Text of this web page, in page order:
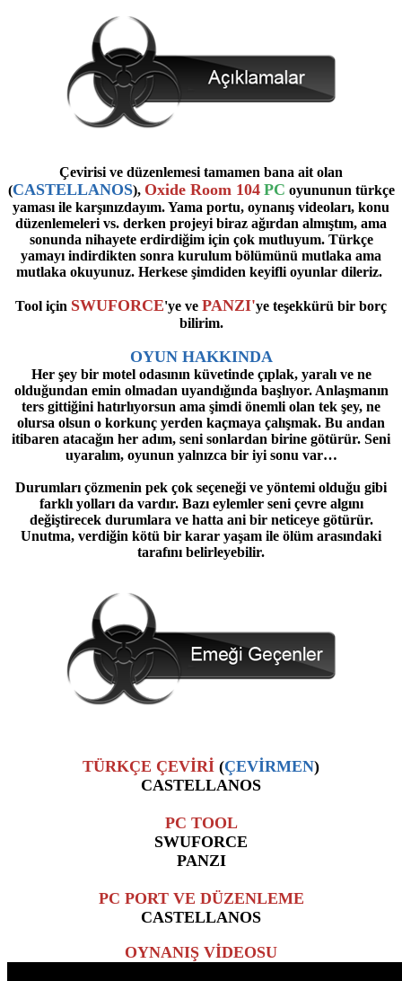
Çevirisi ve düzenlemesi tamamen bana ait olan
(CASTELLANOS), Oxide Room 104 PC oyununun türkçe
yaması ile karşınızdayım.Yama portu, oynanış videoları, konu
düzenlemeleri vs. derken projeyi biraz ağırdan almıştım, ama
sonunda nihayete erdirdiğim için çok mutluyum.Türkçe
yamayı indirdikten sonra kurulum bölümünü mutlaka ama
mutlaka okuyunuz. Herkese şimdiden keyifli oyunlar dileriz.
Tool için SWUFORCE'ye ve PANZI'ye teşekkürü bir borç
bilirim.
OYUN HAKKINDA
Her şey bir motel odasının küvetinde çıplak, yaralı ve ne
olduğundan emin olmadan uyandığında başlıyor. Anlaşmanın
ters gittiğini hatırlıyorsun ama şimdi önemli olan tek şey, ne
olursa olsun o korkunç yerden kaçmaya çalışmak. Bu andan
itibaren atacağın her adım, seni sonlardan birine götürür. Seni
uyaralım, oyunun yalnızca bir iyi sonu var…
Durumları çözmenin pek çok seçeneği ve yöntemi olduğu gibi
farklı yolları da vardır. Bazı eylemler seni çevre algını
değiştirecek durumlara ve hatta ani bir neticeye götürür.
Unutma, verdiğin kötü bir karar yaşam ile ölüm arasındaki
tarafını belirleyebilir.
TÜRKÇE ÇEVİRİ (ÇEVİRMEN)
CASTELLANOS
PC TOOL
SWUFORCE
PANZI
PC PORT VE DÜZENLEME
CASTELLANOS
OYNANIŞ VİDEOSU